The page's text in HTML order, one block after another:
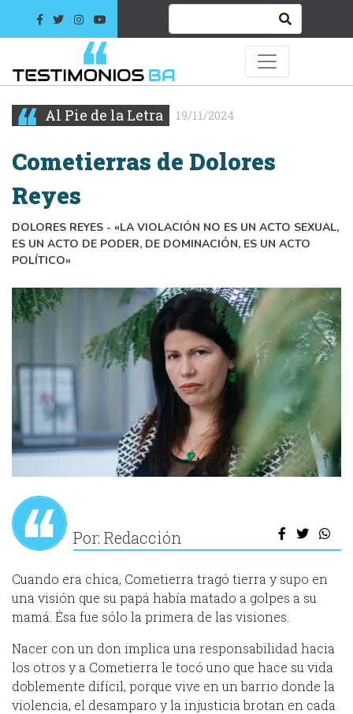
Al Pie de la Letra 19/11/2024
Cometierras de Dolores
Reyes
DOLORES REYES - «LA VIOLACIÓN NO ES UN ACTO SEXUAL,
ES UN ACTO DE PODER, DE DOMINACIÓN, ES UN ACTO
POLÍTICO»
Por: Redacción
Cuando era chica, Cometierra tragó tierra y supo en
una visión que su papá había matado a golpes a su
mamá. Ésa fue sólo la primera de las visiones.
Nacer con un don implica una responsabilidad hacia
los otros y a Cometierra le tocó uno que hace su vida
doblemente difícil, porque vive en un barrio donde la
violencia, el desamparo y la injusticia brotan en cada